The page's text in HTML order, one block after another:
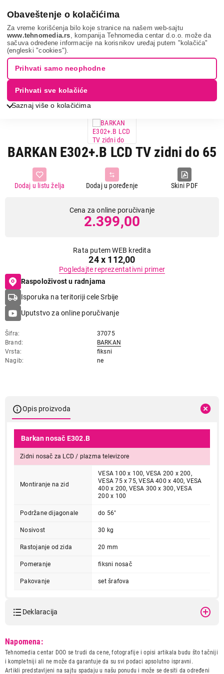
Obaveštenje o kolačićima
Za vreme korišćenja bilo koje stranice na našem web-sajtu
www.tehnomedia.rs , kompanija Tehnomedia centar d.o.o. može da
sačuva određene informacije na korisnikov uređaj putem "kolačića"
(engleski "cookies").
Saznaj više o kolačićima
Prihvati samo neophodne
Prihvati sve kolačiće
Tv, audio, video i foto Dodatna oprema za televizore
Nosači
za televizor
Barkan e302+.b ...
BARKAN E302+.B LCD TV zidni do 65
Skini PDF
Dodaj u poređenje
Dodaj u listu želja
Cena za online poručivanje
2.399,00
Rata putem WEB kredita
24 x 112,00
Pogledajte reprezentativni primer
Raspoloživost u radnjama
Isporuka na teritoriji cele Srbije
Uputstvo za online poručivanje
Šifra
37075
Brand
BARKAN
Vrsta
fiksni
Nagib
ne
Opis proizvoda
Barkan nosač E302.B
Zidni nosač za LCD / plazma televizore
Montiranje na zid
VESA 100 x 100, VESA 200 x 200,
VESA 75 x 75, VESA 400 x 400, VESA
400 x 200, VESA 300 x 300, VESA
200 x 100
Podržane dijagonale do 56"
Nosivost 30 kg
Rastojanje od zida 20 mm
Pomeranje fiksni nosač
Pakovanje set šrafova
Deklaracija
Naziv i vrsta robe:
NOSAC
Uvoznik:
EWE comp d.o.o.
Napomena:
Tehnomedia centar DOO se trudi da cene, fotografije i opisi artikala budu što tačniji
i kompletniji ali ne može da garantuje da su svi podaci apsolutno ispravni.
Artikli predstavljeni na sajtu spadaju u našu ponudu i može se desiti da određeni